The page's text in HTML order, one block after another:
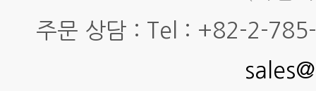
주문 상담 : Tel : +82-2-